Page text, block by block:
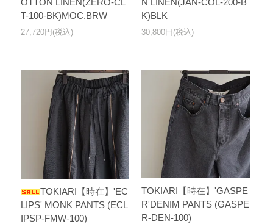
OTTON LINEN(ZERO-CL
T-100-BK)MOC.BRW
27,720円(税込)
N LINEN(JAN-COL-200-B
K)BLK
30,800円(税込)
TOKIARI【時在】'EC
LIPS' MONK PANTS (ECL
IPSP-FMW-100)
TOKIARI【時在】'GASPE
R'DENIM PANTS (GASPE
R-DEN-100)